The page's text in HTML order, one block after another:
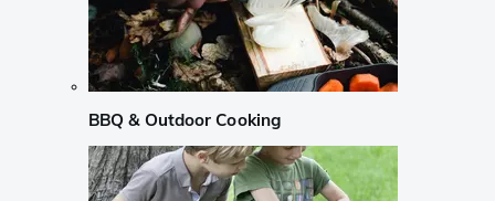
BBQ & Outdoor Cooking